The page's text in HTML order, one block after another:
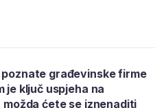
građevinske firme
je ključ uspjeha na
ćete se iznenaditi